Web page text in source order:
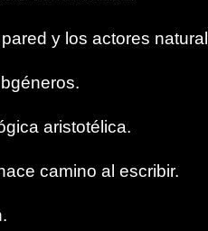
y los actores
aristotélica.
camino al escribir.